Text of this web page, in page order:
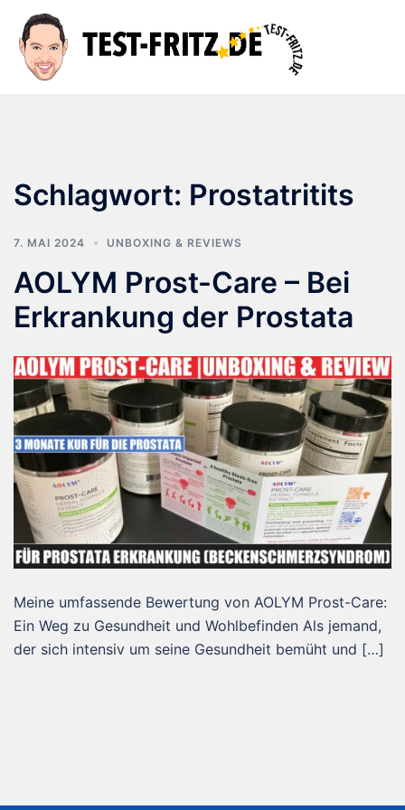
Inhalt
springen
Schlagwort: Prostatritits
7. MAI 2024 UNBOXING & REVIEWS
AOLYM Prost-Care – Bei
Erkrankung der Prostata
Meine umfassende Bewertung von AOLYM Prost-Care:
Ein Weg zu Gesundheit und Wohlbefinden Als jemand,
der sich intensiv um seine Gesundheit bemüht und […]